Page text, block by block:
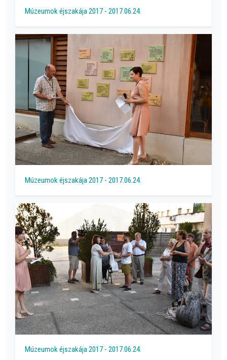
Múzeumok éjszakája 2017 - 2017.06.24.
Múzeumok éjszakája 2017 - 2017.06.24.
Múzeumok éjszakája 2017 - 2017.06.24.